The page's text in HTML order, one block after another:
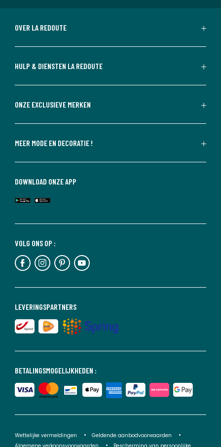
OVER LA REDOUTE
HULP & DIENSTEN LA REDOUTE
ONZE EXCLUSIEVE MERKEN
MEER MODE EN DECORATIE !
BETALINGSMOGELIJKHEDEN :
LEVERINGSPARTNERS
VOLG ONS OP :
DOWNLOAD ONZE APP
Wettelijke vermeldingen
Geldende aanbodvoorwaarden